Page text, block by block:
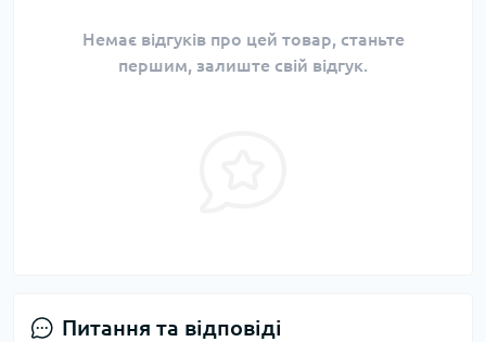
Немає відгуків про цей товар, станьте
першим, залиште свій відгук.
Питання та відповіді